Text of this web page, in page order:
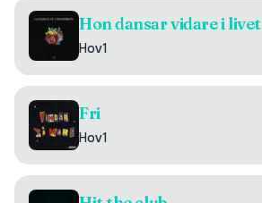
Hon dansar vidare i livet
Hov1
Fri
Hov1